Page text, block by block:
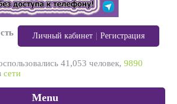
Личный кабинет | Регистрация
41,053 человек, 9890
сети
Menu